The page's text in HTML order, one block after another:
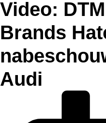
Video:
Brands
Audi